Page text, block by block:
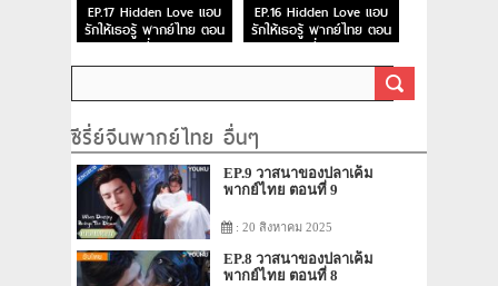
EP.17 Hidden Love แอบ
รักให้เธอรู้ พากย์ไทย ตอน
ที่ 17
EP.16 Hidden Love แอบ
รักให้เธอรู้ พากย์ไทย ตอน
ที่ 16
ซีรี่ย์จีนพากย์ไทย อื่นๆ
EP.9 วาสนาของปลาเค็ม
พากย์ไทย ตอนที่ 9
: 20 สิงหาคม 2025
EP.8 วาสนาของปลาเค็ม
พากย์ไทย ตอนที่ 8